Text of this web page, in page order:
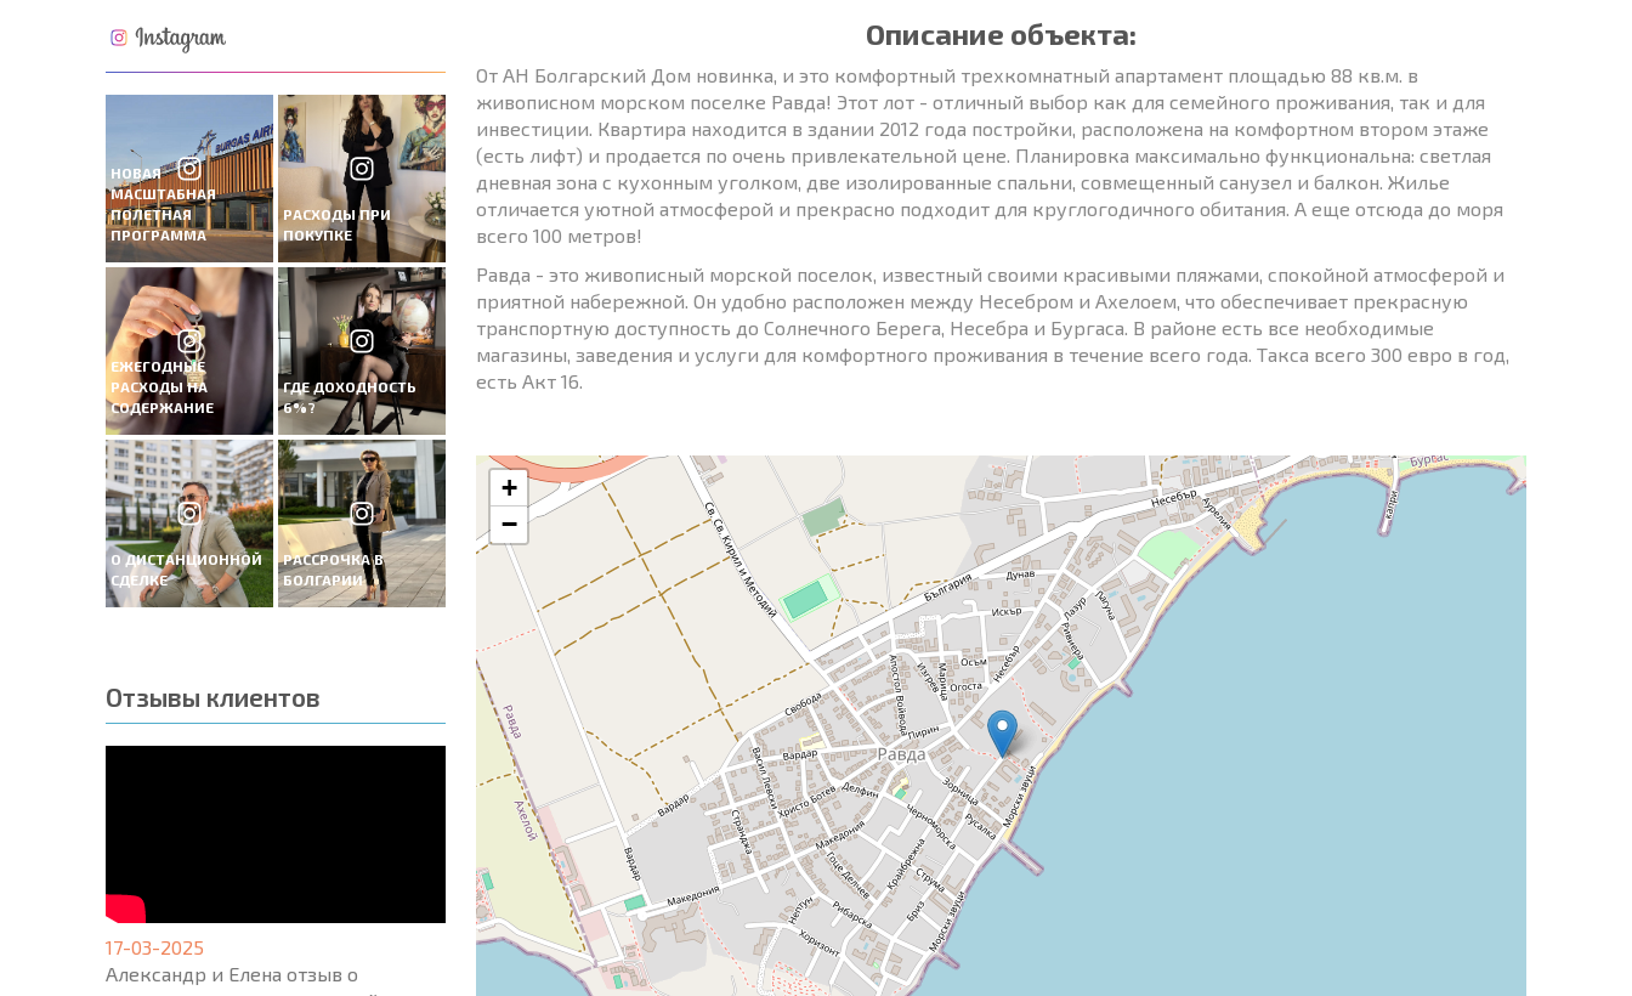
НОВАЯ
МАСШТАБНАЯ
ПОЛЕТНАЯ
ПРОГРАММА
РАСХОДЫ ПРИ
ПОКУПКЕ
ЕЖЕГОДНЫЕ
РАСХОДЫ НА
СОДЕРЖАНИЕ
ГДЕ ДОХОДНОСТЬ
6%?
О ДИСТАНЦИОННОЙ
СДЕЛКЕ
РАССРОЧКА В
БОЛГАРИИ
Отзывы клиентов
17-03-2025
Александр и Елена отзыв о
Описание объекта:
От АН Болгарский Дом новинка, и это комфортный трехкомнатный апартамент площадью 88 кв.м. в
живописном морском поселке Равда! Этот лот - отличный выбор как для семейного проживания, так и для
инвестиции. Квартира находится в здании 2012 года постройки, расположена на комфортном втором этаже
(есть лифт) и продается по очень привлекательной цене. Планировка максимально функциональна: светлая
дневная зона с кухонным уголком, две изолированные спальни, совмещенный санузел и балкон. Жилье
отличается уютной атмосферой и прекрасно подходит для круглогодичного обитания. А еще отсюда до моря
всего 100 метров!
Равда - это живописный морской поселок, известный своими красивыми пляжами, спокойной атмосферой и
приятной набережной. Он удобно расположен между Несебром и Ахелоем, что обеспечивает прекрасную
транспортную доступность до Солнечного Берега, Несебра и Бургаса. В районе есть все необходимые
магазины, заведения и услуги для комфортного проживания в течение всего года. Такса всего 300 евро в год,
есть Акт 16.
+
−